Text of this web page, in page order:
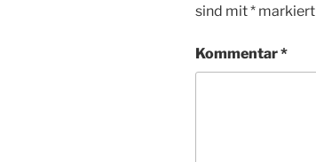
sind mit* markiert
Kommentar*